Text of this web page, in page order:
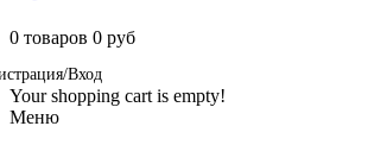
0 товаров 0 руб
Вход
Your shopping cart is empty!
Меню